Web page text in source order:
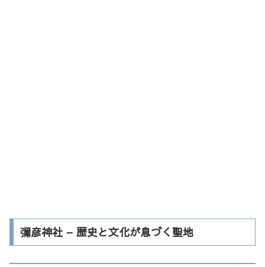
彌彦神社 – 歴史と文化が息づく聖地